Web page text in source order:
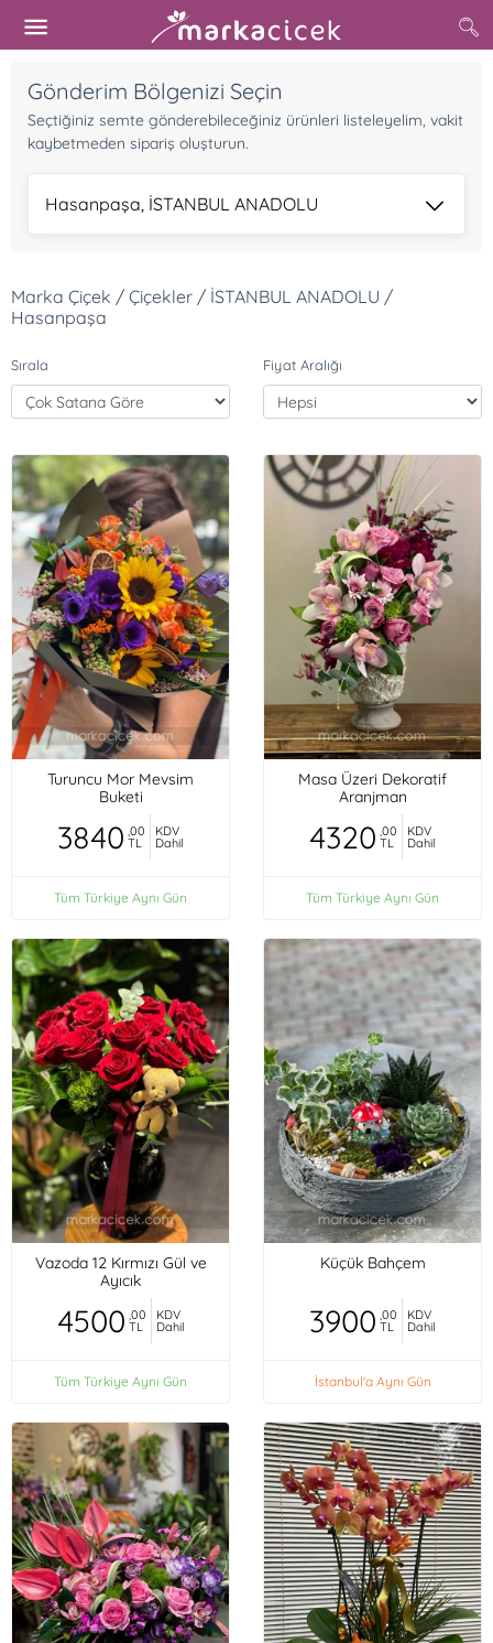
Gönderim Bölgenizi Seçin
Seçtiğiniz semte gönderebileceğiniz ürünleri listeleyelim, vakit
kaybetmeden sipariş oluşturun.
Hasanpaşa, İSTANBUL ANADOLU
Marka Çiçek / Çiçekler / İSTANBUL ANADOLU /
Hasanpaşa
Sırala Fiyat Aralığı
Turuncu Mor Mevsim
Buketi
3840 ,00
TL
KDV
Dahil
Tüm Türkiye Aynı Gün
Masa Üzeri Dekoratif
Aranjman
4320 ,00
TL
KDV
Dahil
Tüm Türkiye Aynı Gün
Vazoda 12 Kırmızı Gül ve
Ayıcık
4500 ,00
TL
KDV
Dahil
Tüm Türkiye Aynı Gün
Küçük Bahçem
3900 ,00
TL
KDV
Dahil
İstanbul'a Aynı Gün